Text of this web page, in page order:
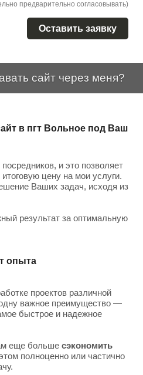
предварительно согласовывать)
Оставить заявку
сайт через меня?
в пгт Вольное под Ваш
и это позволяет
цену на мои услуги.
Ваших задач, исходя из
результат за оптимальную
опыта
проектов различной
важное преимущество —
быстрое и надежное
еще больше сэкономить
полноценно или частично